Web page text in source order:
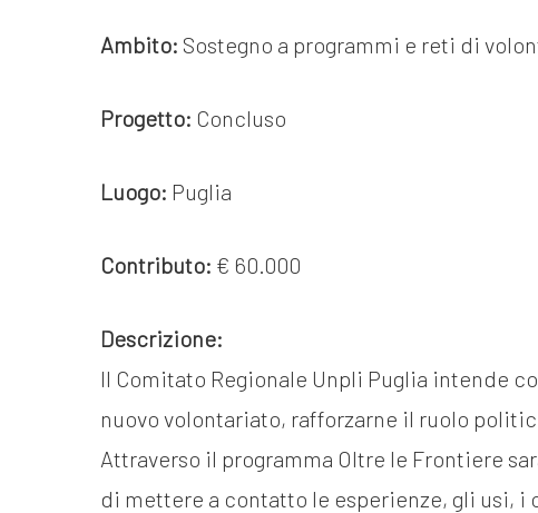
Ambito: Sostegno a programmi e reti di
Progetto: Concluso
Luogo: Puglia
Contributo: € 60.000
Descrizione:
Il Comitato Regionale Unpli Puglia intende
nuovo volontariato, rafforzarne il ruolo
Attraverso il programma Oltre le Frontiere
di mettere a contatto le esperienze, gli usi,
Bilancio di missione
Appuntamenti